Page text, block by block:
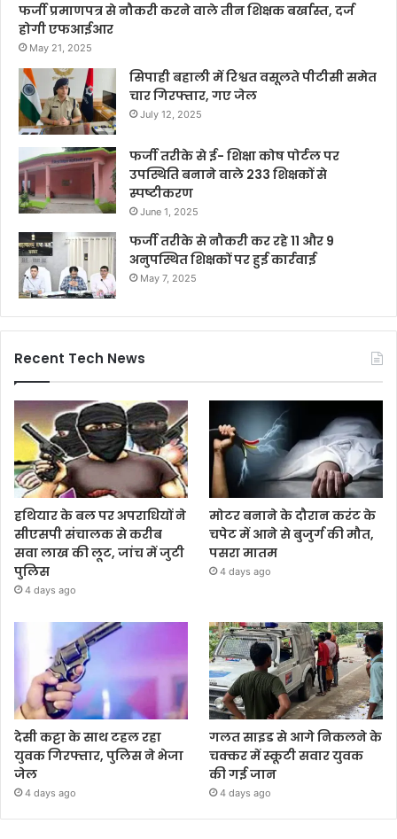
फर्जी प्रमाणपत्र से नौकरी करने वाले तीन शिक्षक बर्खास्त, दर्ज
होगी एफआईआर
May 21, 2025
सिपाही बहाली में रिश्वत वसूलते पीटीसी समेत
चार गिरफ्तार, गए जेल
July 12, 2025
फर्जी तरीके से ई- शिक्षा कोष पोर्टल पर
उपस्थिति बनाने वाले 233 शिक्षकों से
स्पष्टीकरण
June 1, 2025
फर्जी तरीके से नौकरी कर रहे 11 और 9
अनुपस्थित शिक्षकों पर हुई कार्रवाई
May 7, 2025
Recent Tech News
हथियार के बल पर अपराधियों ने
सीएसपी संचालक से करीब
सवा लाख की लूट, जांच में जुटी
पुलिस
4 days ago
मोटर बनाने के दौरान करंट के
चपेट में आने से बुजुर्ग की मौत,
पसरा मातम
4 days ago
देसी कट्टा के साथ टहल रहा
युवक गिरफ्तार, पुलिस ने भेजा
जेल
4 days ago
गलत साइड से आगे निकलने के
चक्कर में स्कूटी सवार युवक
की गई जान
4 days ago